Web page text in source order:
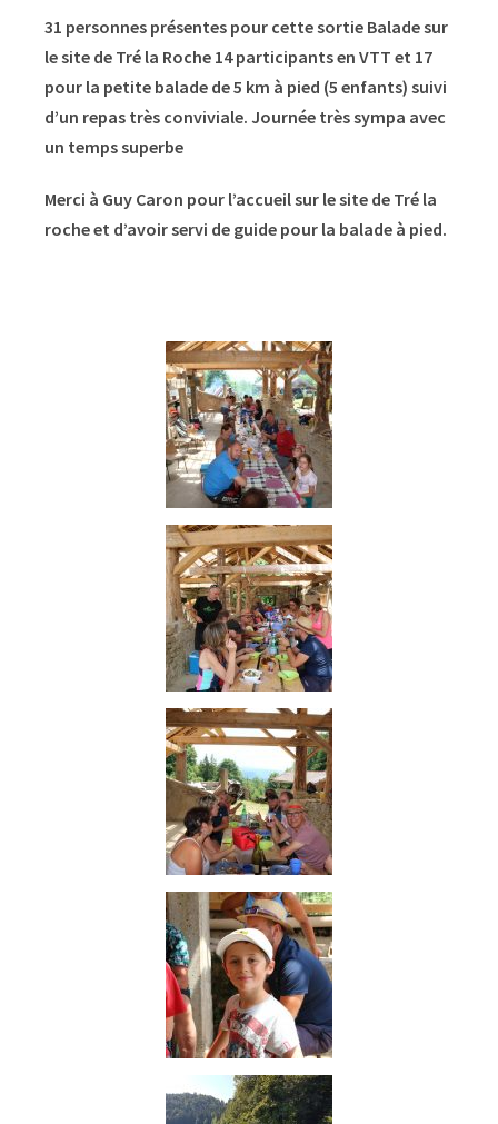
31 personnes présentes pour cette sortie Balade sur
le site de Tré la Roche 14 participants en VTT et 17
pour la petite balade de 5 km à pied (5 enfants) suivi
d’un repas très conviviale. Journée très sympa avec
un temps superbe
Merci à Guy Caron pour l’accueil sur le site de Tré la
roche et d’avoir servi de guide pour la balade à pied.